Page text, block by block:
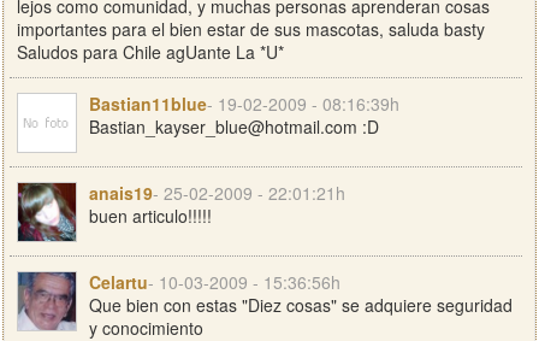
lejos como comunidad, y muchas personas aprenderan cosas
importantes para el bien estar de sus mascotas, saluda basty
Saludos para Chile agUante La *U*
Bastian11blue- 19-02-2009 - 08:16:39h
Bastian_kayser_blue@hotmail.com :D
anais19- 25-02-2009 - 22:01:21h
buen articulo!!!!!
Celartu- 10-03-2009 - 15:36:56h
Que bien con estas "Diez cosas" se adquiere seguridad
y conocimiento